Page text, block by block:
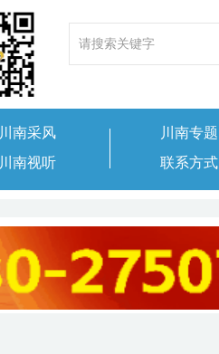
川南采风
川南视听
川南专题
联系方式